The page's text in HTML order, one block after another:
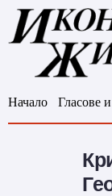
Начало Гласове